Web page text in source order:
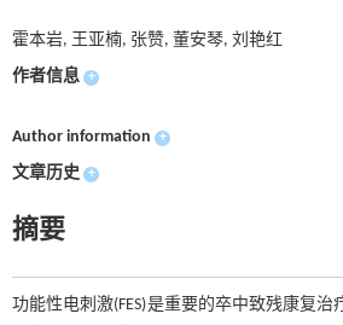
霍本岩, 王亚楠, 张赞, 董安琴, 刘艳红
作者信息 +
Author information +
文章历史 +
摘要
功能性电刺激(FES)是重要的卒中致残康复